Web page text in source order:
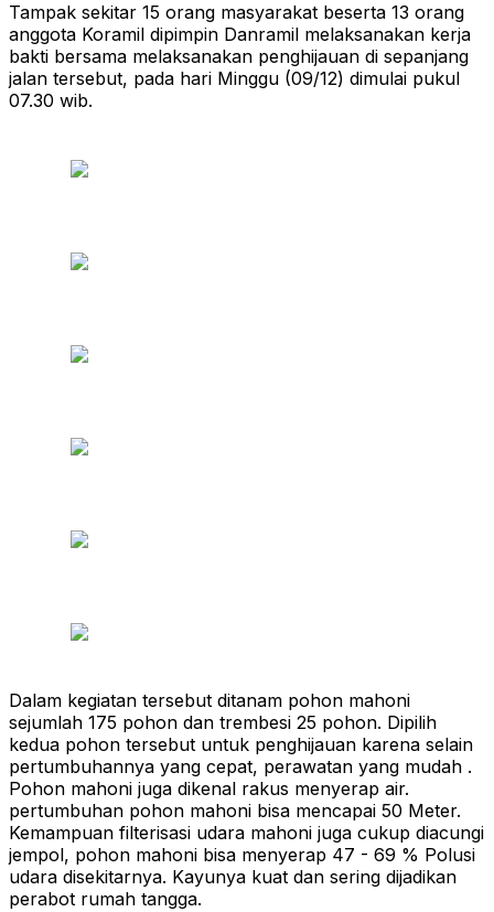
Tampak sekitar 15 orang masyarakat beserta 13 orang
anggota Koramil dipimpin Danramil melaksanakan kerja
bakti bersama melaksanakan penghijauan di sepanjang
jalan tersebut, pada hari Minggu (09/12) dimulai pukul
07.30 wib.
Dalam kegiatan tersebut ditanam pohon mahoni
sejumlah 175 pohon dan trembesi 25 pohon. Dipilih
kedua pohon tersebut untuk penghijauan karena selain
pertumbuhannya yang cepat, perawatan yang mudah .
Pohon mahoni juga dikenal rakus menyerap air.
pertumbuhan pohon mahoni bisa mencapai 50 Meter.
Kemampuan filterisasi udara mahoni juga cukup diacungi
jempol, pohon mahoni bisa menyerap 47 - 69 % Polusi
udara disekitarnya. Kayunya kuat dan sering dijadikan
perabot rumah tangga.